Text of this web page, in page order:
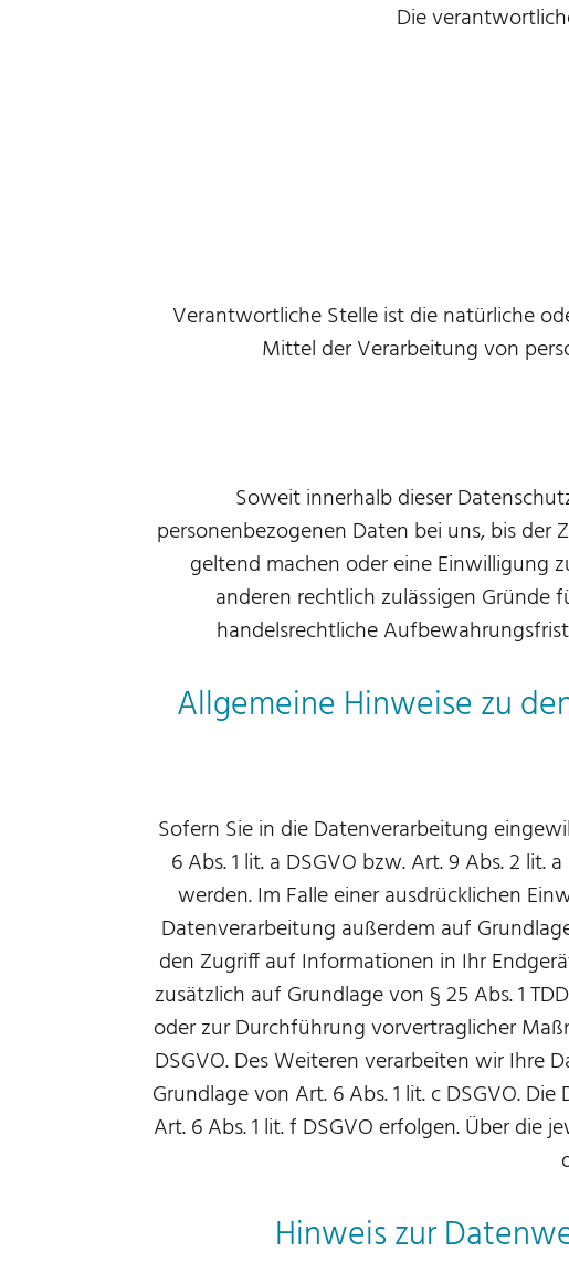
Die
Verantwortliche Stelle ist die natürliche
Mittel der Verarbeitung von
Soweit innerhalb dieser
personenbezogenen Daten bei uns, bis
geltend machen oder eine Einwilligung
anderen rechtlich zulässigen Gründe
handelsrechtliche
Allgemeine Hinweise zu
Sofern Sie in die Datenverarbeitung
6 Abs. 1 lit. a DSGVO bzw. Art. 9 Abs. 2
werden. Im Falle einer ausdrücklichen
Datenverarbeitung außerdem auf
den Zugriff auf Informationen in Ihr
zusätzlich auf Grundlage von § 25 Abs. 1
oder zur Durchführung vorvertraglicher
DSGVO. Des Weiteren verarbeiten wir Ihre
Grundlage von Art. 6 Abs. 1 lit. c DSGVO.
Art. 6 Abs. 1 lit. f DSGVO erfolgen. Über
Hinweis zur